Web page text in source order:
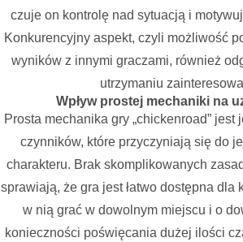
czuje on kontrolę nad sytuacją i
Konkurencyjny aspekt, czyli możliwość
wyników z innymi graczami, również
utrzymaniu
Wpływ prostej mechaniki na
Prosta mechanika gry „chickenroad” jest
czynników, które przyczyniają się do
charakteru. Brak skomplikowanych
sprawiają, że gra jest łatwo dostępna dla
w nią grać w dowolnym miejscu i o
konieczności poświęcania dużej ilości